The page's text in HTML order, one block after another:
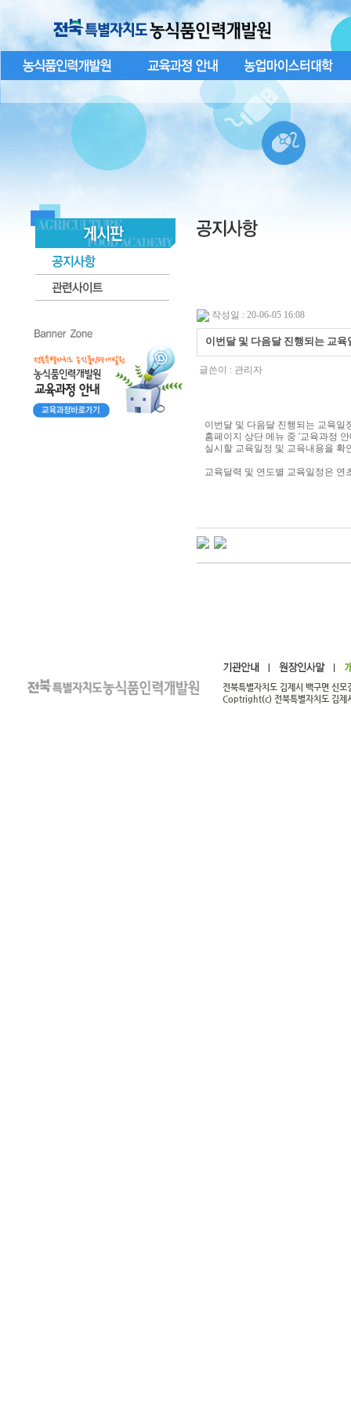
작성일 : 20-06-05 16:08
이번달 및 다음달 진행되는 교육
글쓴이 : 관리자
이번달 및 다음달 진행되는 교육일
홈페이지 상단 메뉴 중 '교육과정
실시할 교육일정 및 교육내용을 확
교육달력 및 연도별 교육일정은 연